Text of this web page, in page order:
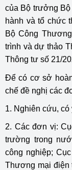
của Bộ trưởng
hành và tổ chức
Bộ Công
trình và dự thảo
Thông tư số 21/
Để có cơ sở
chế đề nghị các
1. Nghiên cứu,
2. Các đơn vị:
trường trong
công nghiệp;
Thương mại điện